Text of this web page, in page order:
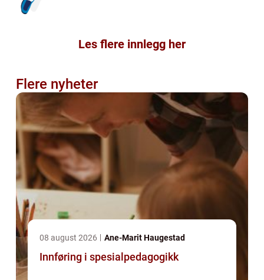
Les flere innlegg her
Flere nyheter
08 august 2026 Ane-Marit Haugestad
Innføring i spesialpedagogikk